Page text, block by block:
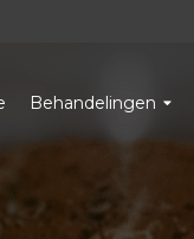
Behandelingen